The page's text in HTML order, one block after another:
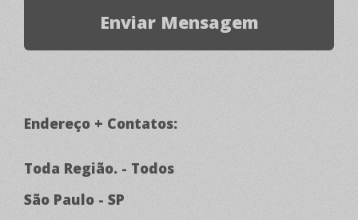
Endereço + Contatos:
Toda Região. - Todos
São Paulo - SP